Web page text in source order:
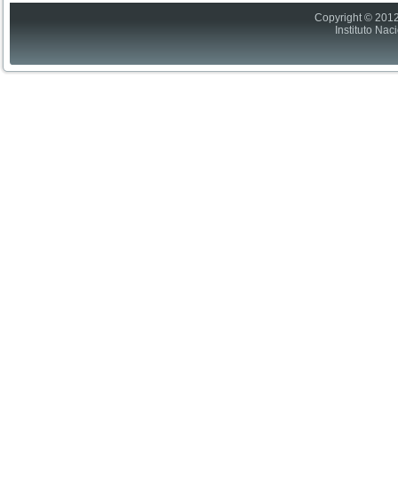
Copyright ©
Instituto